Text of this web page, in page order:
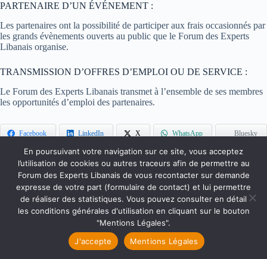
PARTENAIRE D’UN ÉVÉNEMENT :
Les partenaires ont la possibilité de participer aux frais occasionnés par
les grands évènements ouverts au public que le Forum des Experts
Libanais organise.
TRANSMISSION D’OFFRES D’EMPLOI OU DE SERVICE :
Le Forum des Experts Libanais transmet à l’ensemble de ses membres
les opportunités d’emploi des partenaires.
Facebook LinkedIn X WhatsApp Bluesky
Accueil Qui sommes-nous ?
Faire un don
Accès Membres
Rejoignez-nous
Mentions Légales
Contact
Copyright © 2026 Forum des Experts Libanais.
En poursuivant votre navigation sur ce site, vous acceptez
l’utilisation de cookies ou autres traceurs afin de permettre au
Forum des Experts Libanais de vous recontacter sur demande
expresse de votre part (formulaire de contact) et lui permettre
de réaliser des statistiques. Vous pouvez consulter en détail
les conditions générales d'utilisation en cliquant sur le bouton
"Mentions Légales".
J'accepte
Mentions Légales